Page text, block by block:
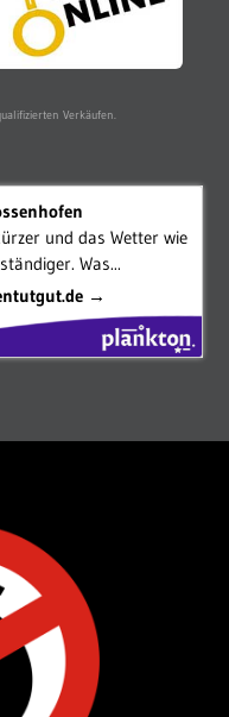
Verkäufen.
und das Wetter wie
Was...
→